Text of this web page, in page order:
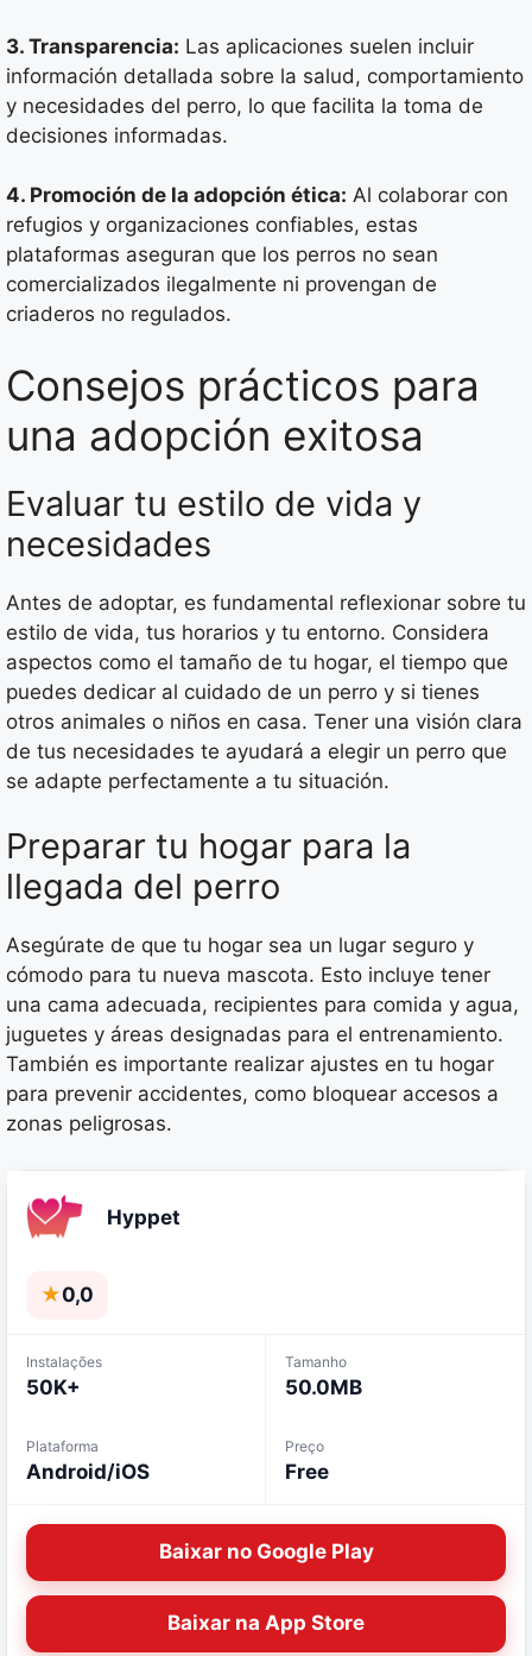
3. Transparencia: Las aplicaciones suelen incluir
información detallada sobre la salud, comportamiento
y necesidades del perro, lo que facilita la toma de
decisiones informadas.
4. Promoción de la adopción ética: Al colaborar con
refugios y organizaciones confiables, estas
plataformas aseguran que los perros no sean
comercializados ilegalmente ni provengan de
criaderos no regulados.
Consejos prácticos para
una adopción exitosa
Evaluar tu estilo de vida y
necesidades
Antes de adoptar, es fundamental reflexionar sobre tu
estilo de vida, tus horarios y tu entorno. Considera
aspectos como el tamaño de tu hogar, el tiempo que
puedes dedicar al cuidado de un perro y si tienes
otros animales o niños en casa. Tener una visión clara
de tus necesidades te ayudará a elegir un perro que
se adapte perfectamente a tu situación.
Preparar tu hogar para la
llegada del perro
Asegúrate de que tu hogar sea un lugar seguro y
cómodo para tu nueva mascota. Esto incluye tener
una cama adecuada, recipientes para comida y agua,
juguetes y áreas designadas para el entrenamiento.
También es importante realizar ajustes en tu hogar
para prevenir accidentes, como bloquear accesos a
zonas peligrosas.
Hyppet
★0,0
Instalações
50K+
Tamanho
50.0MB
Plataforma
Android/iOS
Preço
Free
Baixar no Google Play
Baixar na App Store